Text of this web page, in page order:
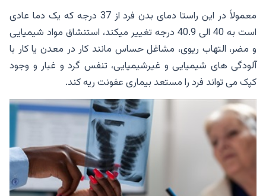
معمولاً در این راستا دمای بدن فرد از 37 درجه که یک دما عادی
است به 40 الی 40.9 درجه تغییر میکند، استنشاق مواد شیمیایی
و مضر، التهاب ریوی، مشاغل حساس مانند کار در معدن یا کار با
آلودگی های شیمیایی و غیرشیمیایی، تنفس گرد و غبار و وجود
کپک می تواند فرد را مستعد بیماری عفونت ریه کند.